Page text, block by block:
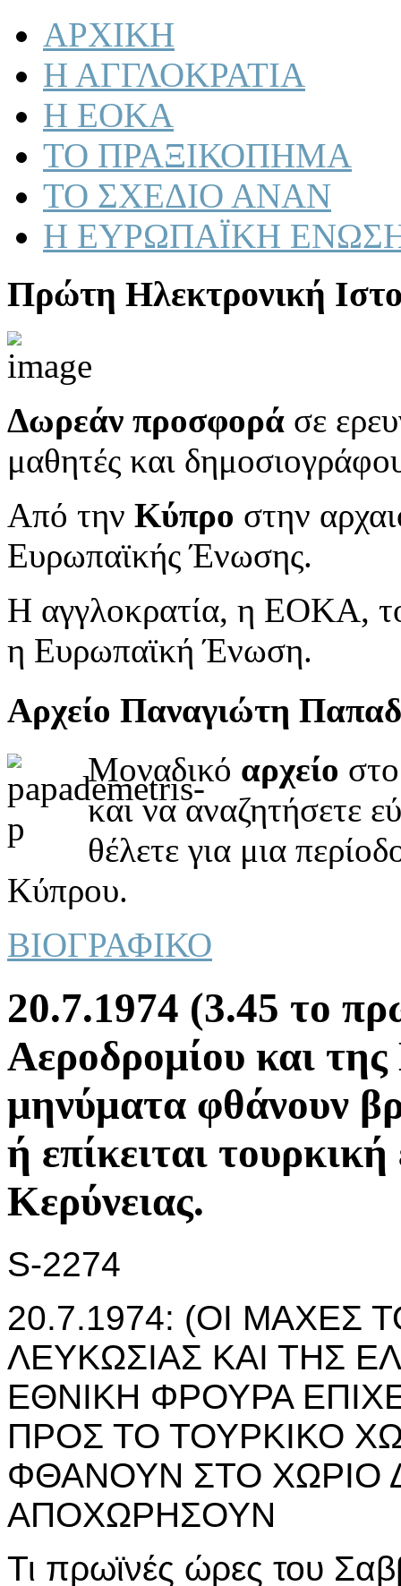
ΑΡΧΙΚΗ
Η ΑΓΓΛΟΚΡΑΤΙΑ
Η ΕΟΚΑ
ΤΟ ΠΡΑΞΙΚΟΠΗΜΑ
ΤΟ ΣΧΕΔΙΟ ΑΝΑΝ
Η ΕΥΡΩΠΑΪΚΗ
Πρώτη Ηλεκτρονική
Δωρεάν προσφορά σε
μαθητές και
Από την Κύπρο στην
Ευρωπαϊκής Ένωσης.
Η αγγλοκρατία, η ΕΟΚΑ,
η Ευρωπαϊκή Ένωση.
Αρχείο Παναγιώτη
Μοναδικό αρχείο
και να αναζητήσετε
θέλετε για μια
Κύπρου.
ΒΙΟΓΡΑΦΙΚΟ
20.7.1974 (3.45 το
Αεροδρομίου και
μηνύματα φθάνουν
ή επίκειται
Κερύνειας.
S-2274
20.7.1974: (ΟΙ ΜΑΧΕΣ
ΛΕΥΚΩΣΙΑΣ ΚΑΙ ΤΗΣ
ΕΘΝΙΚΗ ΦΡΟΥΡΑ
ΠΡΟΣ ΤΟ ΤΟΥΡΚΙΚΟ
ΦΘΑΝΟΥΝ ΣΤΟ ΧΩΡΙΟ
ΑΠΟΧΩΡΗΣΟΥΝ
Τι πρωϊνές ώρες του